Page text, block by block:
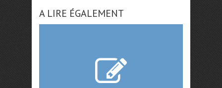
A LIRE ÉGALEMENT